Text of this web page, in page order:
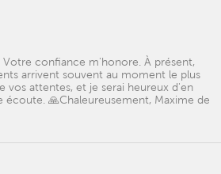
confiance m'honore. À présent,
arrivent souvent au moment le plus
vos attentes, et je serai heureux d'en
🙏Chaleureusement, Maxime de